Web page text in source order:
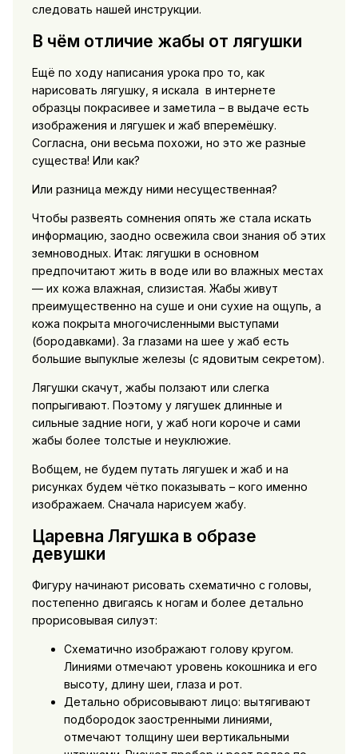
следовать нашей инструкции.
В чём отличие жабы от лягушки
Ещё по ходу написания урока про то, как
нарисовать лягушку, я искала в интернете
образцы покрасивее и заметила – в выдаче есть
изображения и лягушек и жаб вперемёшку.
Согласна, они весьма похожи, но это же разные
существа! Или как?
Или разница между ними несущественная?
Чтобы развеять сомнения опять же стала искать
информацию, заодно освежила свои знания об этих
земноводных. Итак: лягушки в основном
предпочитают жить в воде или во влажных местах
— их кожа влажная, слизистая. Жабы живут
преимущественно на суше и они сухие на ощупь, а
кожа покрыта многочисленными выступами
(бородавками). За глазами на шее у жаб есть
большие выпуклые железы (с ядовитым секретом).
Лягушки скачут, жабы ползают или слегка
попрыгивают. Поэтому у лягушек длинные и
сильные задние ноги, у жаб ноги короче и сами
жабы более толстые и неуклюжие.
Вобщем, не будем путать лягушек и жаб и на
рисунках будем чётко показывать – кого именно
изображаем. Сначала нарисуем жабу.
Царевна Лягушка в образе
девушки
Фигуру начинают рисовать схематично с головы,
постепенно двигаясь к ногам и более детально
прорисовывая силуэт:
Схематично изображают голову кругом.
Линиями отмечают уровень кокошника и его
высоту, длину шеи, глаза и рот.
Детально обрисовывают лицо: вытягивают
подбородок заостренными линиями,
отмечают толщину шеи вертикальными